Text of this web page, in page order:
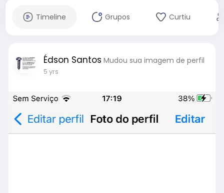
Timeline Grupos Curtiu
Édson Santos Mudou sua imagem de perfil
5 yrs